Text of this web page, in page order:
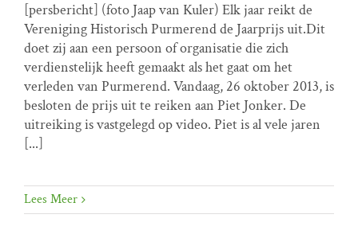
2013 Piet Jonker
VHP prijs
[persbericht] (foto Jaap van Kuler) Elk jaar reikt de
Vereniging Historisch Purmerend de Jaarprijs uit.Dit
doet zij aan een persoon of organisatie die zich
verdienstelijk heeft gemaakt als het gaat om het
verleden van Purmerend. Vandaag, 26 oktober 2013, is
besloten de prijs uit te reiken aan Piet Jonker. De
uitreiking is vastgelegd op video. Piet is al vele jaren
[...]
Lees Meer